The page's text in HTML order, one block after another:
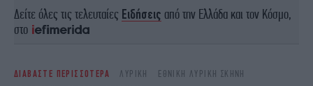
Δείτε όλες τις τελευταίες Ειδήσεις από την Ελλάδα και τον Κόσμο,
στο
ΔΙΑΒΑΣΤΕ ΠΕΡΙΣΣΟΤΕΡΑ ΛΥΡΙΚΉ
ΕΘΝΙΚΉ ΛΥΡΙΚΉ ΣΚΗΝΉ